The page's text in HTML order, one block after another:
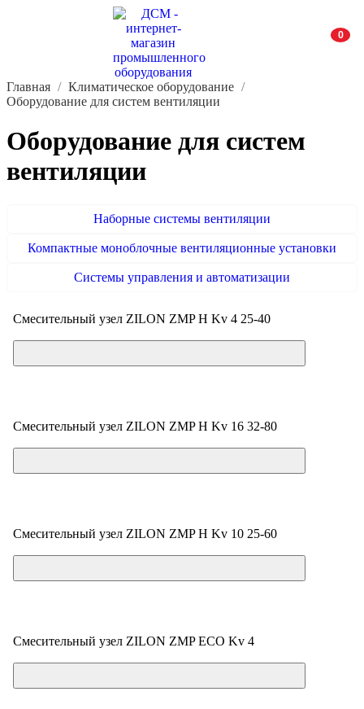
0
Главная
Климатическое оборудование
Оборудование для систем вентиляции
Оборудование для систем
вентиляции
Наборные системы вентиляции
Компактные моноблочные вентиляционные установки
Системы управления и автоматизации
Смесительный узел ZILON ZMP H Kv 4 25-40
Цена по запросу
Смесительный узел ZILON ZMP H Kv 16 32-80
Цена по запросу
Смесительный узел ZILON ZMP H Kv 10 25-60
Цена по запросу
Смесительный узел ZILON ZMP ECO Kv 4
Цена по запросу